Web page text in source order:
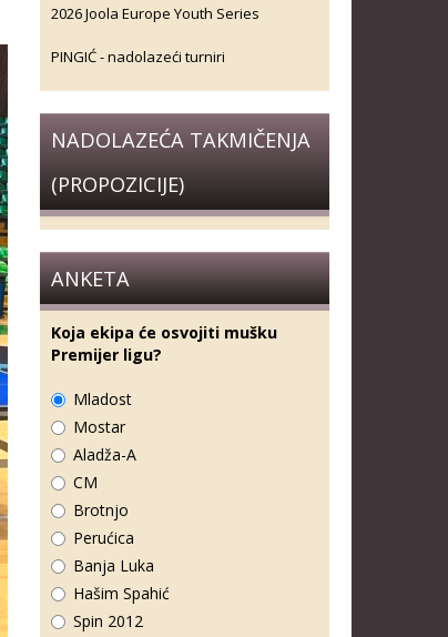
2026 Joola Europe Youth Series
PINGIĆ - nadolazeći turniri
NADOLAZEĆA TAKMIČENJA
(PROPOZICIJE)
ANKETA
Koja ekipa će osvojiti mušku
Premijer ligu?
Mladost
Mostar
Aladža-A
CM
Brotnjo
Perućica
Banja Luka
Hašim Spahić
Spin 2012